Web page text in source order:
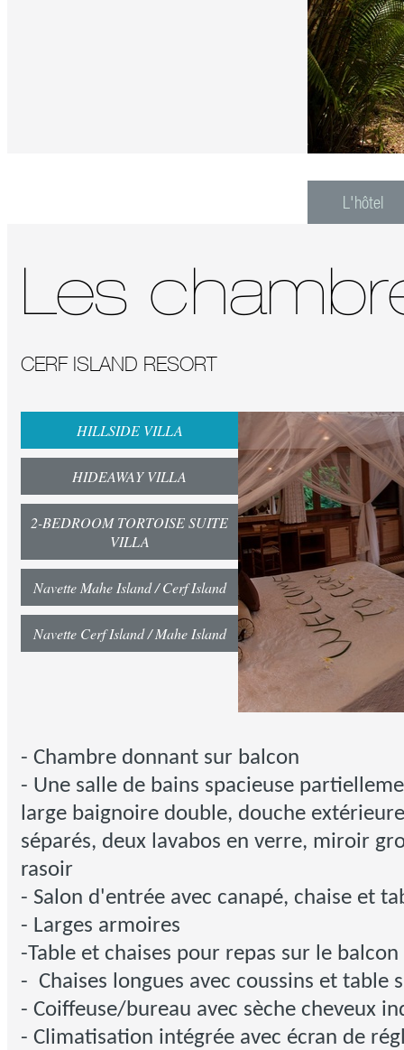
L'hôtel
Les
CERF ISLAND RESORT
HILLSIDE VILLA
HIDEAWAY VILLA
2-BEDROOM TORTOISE SUITE
VILLA
Navette Mahe Island / Cerf Island
Navette Cerf Island / Mahe Island
- Chambre donnant sur balcon
- Une salle de bains spacieuse
large baignoire double, douche
séparés, deux lavabos en verre, miroir
rasoir
- Salon d'entrée avec canapé, chaise et
- Larges armoires
-Table et chaises pour repas sur le balcon
- Chaises longues avec coussins et table
- Coiffeuse/bureau avec sèche cheveux
- Climatisation intégrée avec écran de